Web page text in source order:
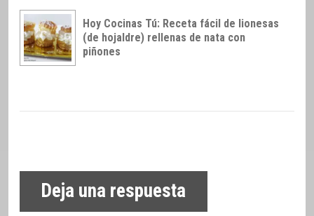
Hoy Cocinas Tú: Receta fácil de lionesas
(de hojaldre) rellenas de nata con
piñones
Deja una respuesta